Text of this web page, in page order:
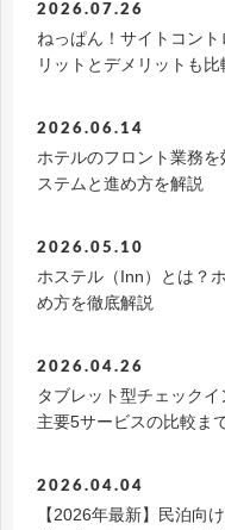
2026.07.26
ねっぱん！サイトコン
リットとデメリットも比
2026.06.14
ホテルのフロント業務
ステムと進め方を解説
2026.05.10
ホステル（Inn）とは？
め方を徹底解説
2026.04.26
タブレット型チェック
主要5サービスの比較ま
2026.04.04
【2026年最新】民泊向